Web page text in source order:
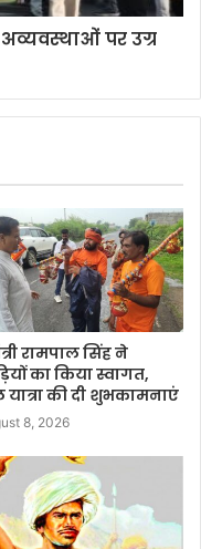
पर उग्र
रामपाल सिंह ने
का किया स्वागत,
की दी शुभकामनाएं
8, 2026